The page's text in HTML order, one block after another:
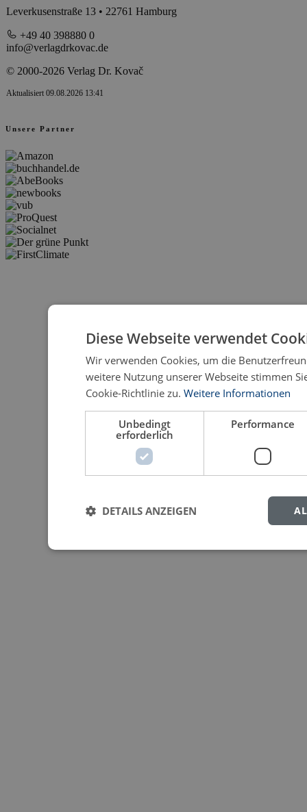
Leverkusenstraße 13 • 22761 Hamburg
+49 40 398880 0
info@verlagdrkovac.de
© 2000-2026 Verlag Dr. Kovač
Aktualisiert 09.08.2026 13:41
Unsere Partner
Diese Webseite verwendet
Wir verwenden Cookies, um die
weitere Nutzung unserer Webseite stimmen
Cookie-Richtlinie zu. Weitere Informationen
Unbedingt
erforderlich
Performance
DETAILS ANZEIGEN